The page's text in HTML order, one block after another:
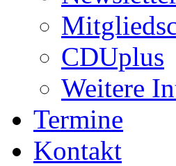
CDUplus
Weitere
Termine
Kontakt